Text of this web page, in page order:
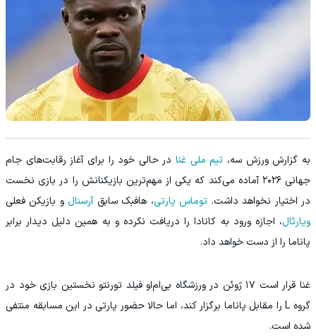
به گزارش ورزش سه، تیم ملی غنادر حالی خود را برای آغاز رقابت‌های جام
جهانی ۲۰۲۶ آماده می‌کند که یکی از مهم‌ترین بازیکنانش را در بازی نخست
در اختیار نخواهد داشت. توماس پارتی، هافبک سابقآرسنال و بازیکن فعلی
ویارئال، اجازه ورود به کانادا را دریافت نکرده و به همین دلیل دیدار برابر
پاناما را از دست خواهد داد.
غنا قرار است ۱۷ ژوئن در ورزشگاه بی‌ام‌او فیلد تورنتو نخستین بازی خود در
گروه L را مقابل پاناما برگزار کند، اما حالا حضور پارتی در این مسابقه منتفی
شده است.